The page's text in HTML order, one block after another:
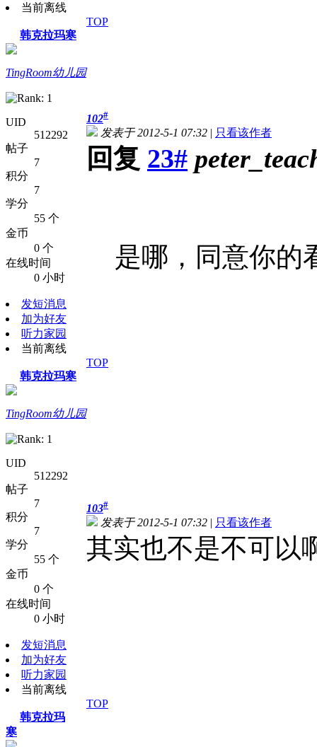
当前离线
TOP
韩克拉玛寒
TingRoom幼儿园
UID
512292
帖子
7
积分
7
学分
55 个
金币
0 个
在线时间
0 小时
发短消息
加为好友
听力家园
当前离线
102#
发表于 2012-5-1 07:32 | 只看该作者
回复 23#
是哪，同意你的
TOP
韩克拉玛寒
TingRoom幼儿园
UID
512292
帖子
7
积分
7
学分
55 个
金币
0 个
在线时间
0 小时
发短消息
加为好友
听力家园
当前离线
103#
发表于 2012-5-1 07:32 | 只看该作者
其实也不是不可以
TOP
韩克拉玛
寒